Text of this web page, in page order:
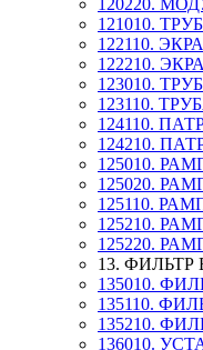
120220.
121010.
122110.
122210.
123010.
123110.
124110.
124210.
125010.
125020.
125110.
125210.
125220.
13.
135010.
135110.
135210.
136010.